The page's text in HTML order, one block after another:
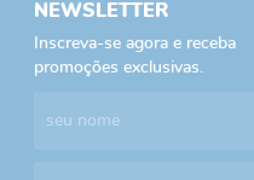
NEWSLETTER
Inscreva-se agora e receba
promoções exclusivas.